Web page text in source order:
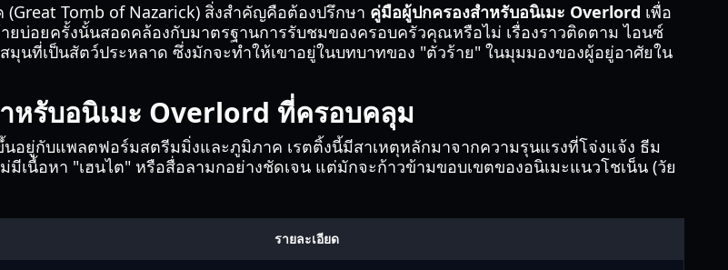
Tomb of Nazarick) สิ่งสำคัญคือต้องปรึกษา คู่มือผู้ปกครองสำหรับอนิเมะ Overlord เพื่อ
บ่อยครั้งนั้นสอดคล้องกับมาตรฐานการรับชมของครอบครัวคุณหรือไม่ เรื่องราวติดตาม ไอนซ์
นที่เป็นสัตว์ประหลาด ซึ่งมักจะทำให้เขาอยู่ในบทบาทของ "ตัวร้าย" ในมุมมองของผู้อยู่อาศัยใน
หรับอนิเมะ Overlord ที่ครอบคลุม
นอยู่กับแพลตฟอร์มสตรีมมิ่งและภูมิภาค เรตติ้งนี้มีสาเหตุหลักมาจากความรุนแรงที่โจ่งแจ้ง ธีม
เนื้อหา "เฮนไต" หรือสื่อลามกอย่างชัดเจน แต่มักจะก้าวข้ามขอบเขตของอนิเมะแนวโชเน็น (วัย
รายละเอียด